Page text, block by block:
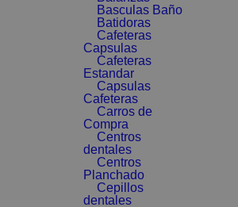
Basculas Baño
Batidoras
Cafeteras
Capsulas
Cafeteras
Estandar
Capsulas
Cafeteras
Carros de
Compra
Centros
dentales
Centros
Planchado
Cepillos
dentales